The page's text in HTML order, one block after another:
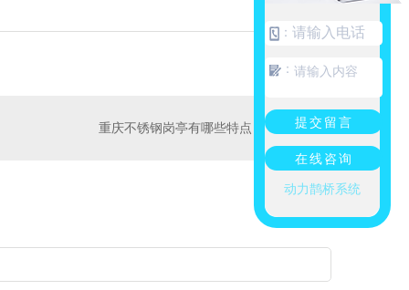
重庆不锈钢岗亭有哪些特点
：
：
提交留言
在线咨询
动力鹊桥系统